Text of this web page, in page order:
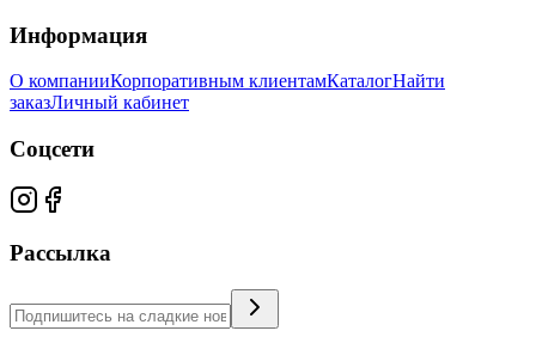
Информация
О компанииКорпоративным клиентамКаталогНайти
заказЛичный кабинет
Соцсети
Рассылка